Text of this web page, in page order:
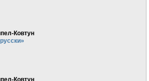
Ковтун
Ковтун